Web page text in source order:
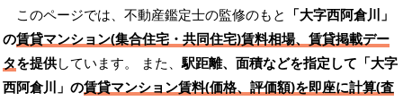
このページでは、不動産鑑定士の監修のもと 「大字西阿倉川」
の賃貸マンション(集合住宅・共同住宅)賃料相場、賃貸掲載デー
タを提供しています。 また、駅距離、面積などを指定して「大字
西阿倉川」の賃貸マンション賃料(価格、評価額)を即座に計算(査